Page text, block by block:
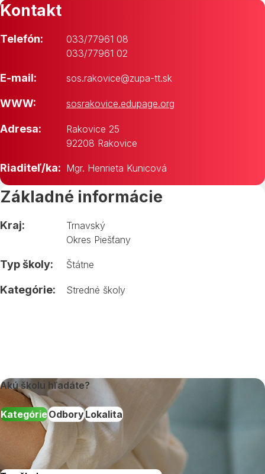
Kontakt
Telefón:
033/77961 08
033/77961 02
E-mail: sos.rakovice@zupa-tt.sk
WWW: sosrakovice.edupage.org
Adresa:
Rakovice 25
92208 Rakovice
Riaditeľ/ka: Mgr. Henrieta Kunicová
Základné informácie
Kraj:
Trnavský
Okres Piešťany
Typ školy: Štátne
Kategórie: Stredné školy
Akú školu hľadáte?
KategórieOdboryLokalita